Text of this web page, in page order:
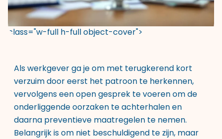
class="w-full h-full object-cover">
Als werkgever ga je om met terugkerend kort
verzuim door eerst het patroon te herkennen,
vervolgens een open gesprek te voeren om de
onderliggende oorzaken te achterhalen en
daarna preventieve maatregelen te nemen.
Belangrijk is om niet beschuldigend te zijn, maar